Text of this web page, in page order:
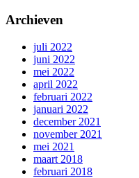
Archieven
juli 2022
juni 2022
mei 2022
april 2022
februari 2022
januari 2022
december 2021
november 2021
mei 2021
maart 2018
februari 2018